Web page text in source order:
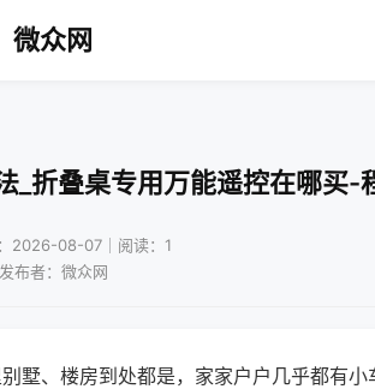
微众网
_折叠桌专用万能遥控在哪买-
2026-08-07｜阅读：1
发布者：微众网
墅、楼房到处都是，家家户户几乎都有小